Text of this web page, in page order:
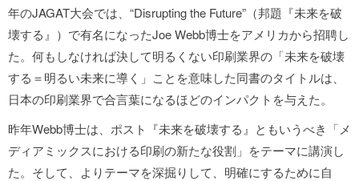
年のJAGAT大会では、“Disrupting the Future”（邦題『未来を破
壊する』）で有名になったJoe Webb博士をアメリカから招聘し
た。何もしなければ決して明るくない印刷業界の「未来を破壊
する＝明るい未来に導く」ことを意味した同書のタイトルは、
日本の印刷業界で合言葉になるほどのインパクトを与えた。
昨年Webb博士は、ポスト『未来を破壊する』ともいうべき「メ
ディアミックスにおける印刷の新たな役割」をテーマに講演し
た。そして、よりテーマを深掘りして、明確にするために自